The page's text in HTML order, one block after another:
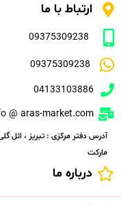
ارتباط با ما
09375309238
09375309238
04133103886
@ aras-market.com
آدرس دفتر مرکزی : تبریز ، ائل
مارکت
درباره ما